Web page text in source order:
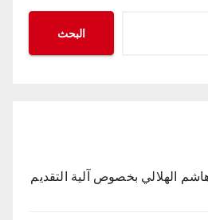
البحث
الهلالي بخصوص آلية التقديم